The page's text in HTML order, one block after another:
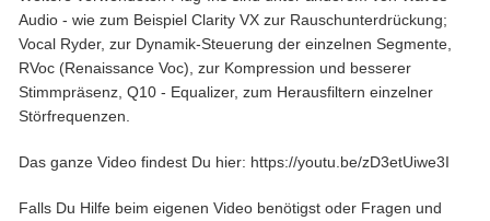
Audio - wie zum Beispiel Clarity VX zur Rauschunterdrückung;
Vocal Ryder, zur Dynamik-Steuerung der einzelnen Segmente,
RVoc (Renaissance Voc), zur Kompression und besserer
Stimmpräsenz, Q10 - Equalizer, zum Herausfiltern einzelner
Störfrequenzen.
Das ganze Video findest Du hier: https://youtu.be/zD3etUiwe3I
Falls Du Hilfe beim eigenen Video benötigst oder Fragen und